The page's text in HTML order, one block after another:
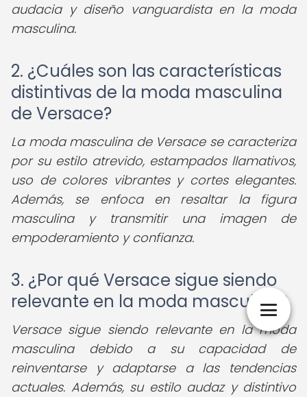
audacia y diseño vanguardista en la moda
masculina.
2. ¿Cuáles son las características
distintivas de la moda masculina
de Versace?
La moda masculina de Versace se caracteriza
por su estilo atrevido, estampados llamativos,
uso de colores vibrantes y cortes elegantes.
Además, se enfoca en resaltar la figura
masculina y transmitir una imagen de
empoderamiento y confianza.
3. ¿Por qué Versace sigue siendo
relevante en la moda masculina?
Versace sigue siendo relevante en la moda
masculina debido a su capacidad de
reinventarse y adaptarse a las tendencias
actuales. Además, su estilo audaz y distintivo